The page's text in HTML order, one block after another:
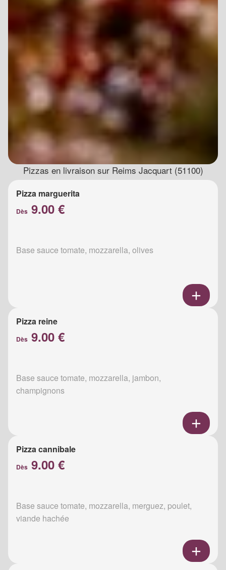
Pizzas en livraison sur Reims Jacquart (51100)
Pizza marguerita
Dès 9.00 €
Base sauce tomate, mozzarella, olives
Pizza reine
Dès 9.00 €
Base sauce tomate, mozzarella, jambon,
champignons
Pizza cannibale
Dès 9.00 €
Base sauce tomate, mozzarella, merguez, poulet,
viande hachée